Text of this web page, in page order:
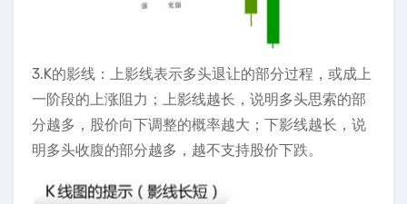
3.K的影线：上影线表示多头退让的部分过程，或成上
一阶段的上涨阻力；上影线越长，说明多头思索的部
分越多，股价向下调整的概率越大；下影线越长，说
明多头收腹的部分越多，越不支持股价下跌。